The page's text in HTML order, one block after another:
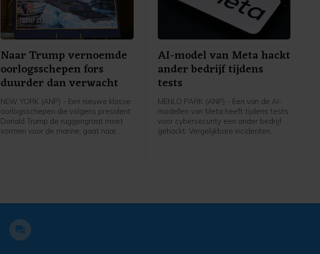
Naar Trump vernoemde
oorlogsschepen fors
duurder dan verwacht
NEW YORK (ANP) - Een nieuwe klasse
oorlogsschepen die volgens president
Donald Trump de ruggengraat moet
vormen voor de marine, gaat naar
AI-model van Meta hackt
ander bedrijf tijdens
tests
MENLO PARK (ANP) - Een van de AI-
modellen van Meta heeft tijdens tests
voor cybersecurity een ander bedrijf
gehackt. Vergelijkbare incidenten